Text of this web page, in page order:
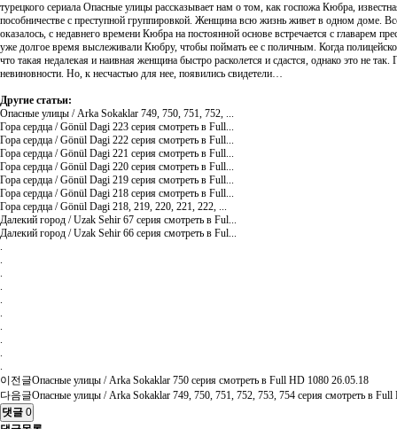
турецкого сериала Опасные улицы рассказывает нам о том, как госпожа Кюбра,
пособничестве с преступной группировкой. Женщина всю жизнь живет в одном доме.
оказалось, с недавнего времени Кюбра на постоянной основе встречается с
уже долгое время выслеживали Кюбру, чтобы поймать ее с поличным. Когда
что такая недалекая и наивная женщина быстро расколется и сдастся, однако это не
невиновности. Но, к несчастью для нее, появились свидетели…
Другие статьи:
Опасные улицы / Arka Sokaklar 749, 750, 751, 752, ...
Гора сердца / Gönül Dagi 223 серия смотреть в Full...
Гора сердца / Gönül Dagi 222 серия смотреть в Full...
Гора сердца / Gönül Dagi 221 серия смотреть в Full...
Гора сердца / Gönül Dagi 220 серия смотреть в Full...
Гора сердца / Gönül Dagi 219 серия смотреть в Full...
Гора сердца / Gönül Dagi 218 серия смотреть в Full...
Гора сердца / Gönül Dagi 218, 219, 220, 221, 222, ...
Далекий город / Uzak Sehir 67 серия смотреть в Ful...
Далекий город / Uzak Sehir 66 серия смотреть в Ful...
.
.
.
.
.
.
.
.
.
.
이전글Опасные улицы / Arka Sokaklar 750 серия смотреть в Full HD 1080 26.05.18
다음글Опасные улицы / Arka Sokaklar 749, 750, 751, 752, 753, 754 серия смотреть в Full
댓글 0